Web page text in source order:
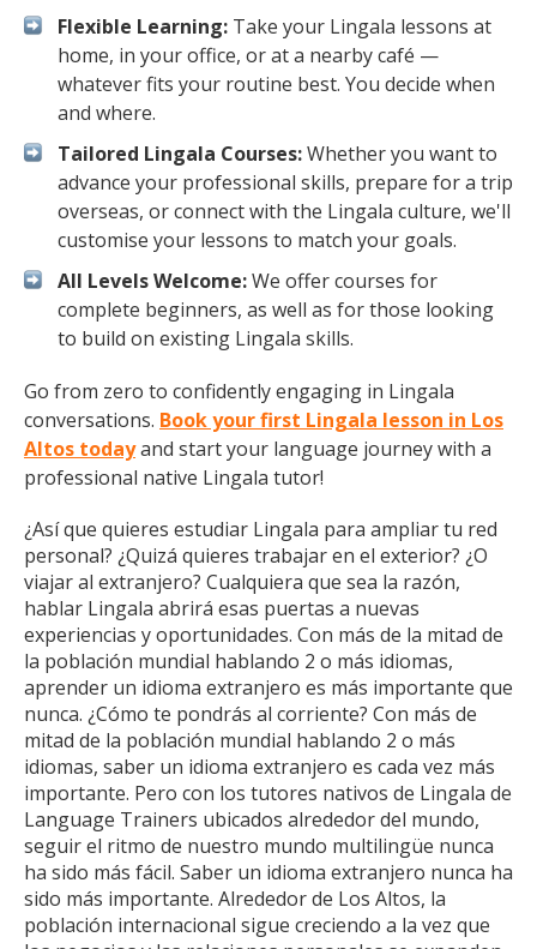
Flexible Learning: Take your Lingala lessons at
home, in your office, or at a nearby café —
whatever fits your routine best. You decide when
and where.
Tailored Lingala Courses:Whether you want to
advance your professional skills, prepare for a trip
overseas, or connect with the Lingala culture, we'll
customise your lessons to match your goals.
All Levels Welcome:We offer courses for
complete beginners, as well as for those looking
to build on existing Lingala skills.
Go from zero to confidently engaging in Lingala
conversations. Book your first Lingala lesson in Los
Altos todayand start your language journey with a
professional native Lingala tutor!
¿Así que quieres estudiar Lingala para ampliar tu red
personal? ¿Quizá quieres trabajar en el exterior? ¿O
viajar al extranjero? Cualquiera que sea la razón,
hablar Lingala abrirá esas puertas a nuevas
experiencias y oportunidades. Con más de la mitad de
la población mundial hablando 2 o más idiomas,
aprender un idioma extranjero es más importante que
nunca. ¿Cómo te pondrás al corriente? Con más de
mitad de la población mundial hablando 2 o más
idiomas, saber un idioma extranjero es cada vez más
importante. Pero con los tutores nativos de Lingala de
Language Trainers ubicados alrededor del mundo,
seguir el ritmo de nuestro mundo multilingüe nunca
ha sido más fácil. Saber un idioma extranjero nunca ha
sido más importante. Alrededor de Los Altos, la
población internacional sigue creciendo a la vez que